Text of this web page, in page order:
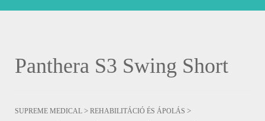
Panthera S3 Swing Short
SUPREME MEDICAL > REHABILITÁCIÓ ÉS ÁPOLÁS >